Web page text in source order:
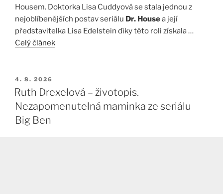
Housem. Doktorka Lisa Cuddyová se stala jednou z
nejoblíbenějších postav seriálu Dr. Housea její
představitelka Lisa Edelstein díky této roli získala …
Celý článek
PUBLIKOVÁNO
4. 8. 2026
Ruth Drexelová – životopis.
Nezapomenutelná maminka ze seriálu
Big Ben